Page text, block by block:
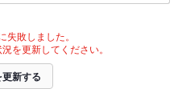
失敗しました。
を更新してください。
新する